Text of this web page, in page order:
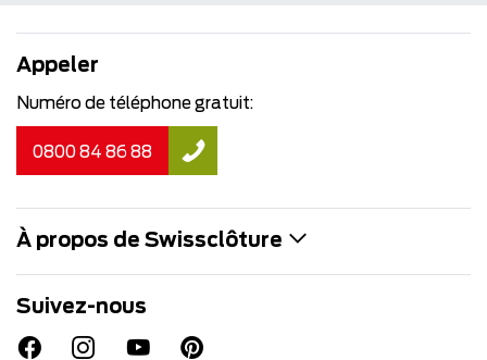
Appeler
Numéro de téléphone gratuit:
0800 84 86 88
À propos de Swissclôture
Suivez-nous